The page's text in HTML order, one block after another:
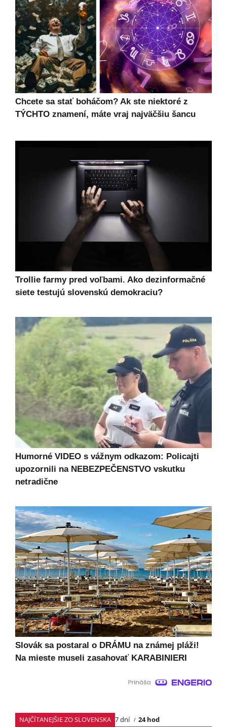
Chcete sa stať boháčom? Ak ste niektoré z
TÝCHTO znamení, máte vraj najväčšiu šancu
Trollie farmy pred voľbami. Ako dezinformačné
siete testujú slovenskú demokraciu?
Humorné VIDEO s vážnym odkazom: Policajti
upozornili na NEBEZPEČENSTVO vskutku
netradične
Slovák sa postaral o DRÁMU na známej pláži!
Na mieste museli zasahovať KARABINIERI
NAJČÍTANEJŠIE ZO SLOVENSKA 7 dní 24 hod